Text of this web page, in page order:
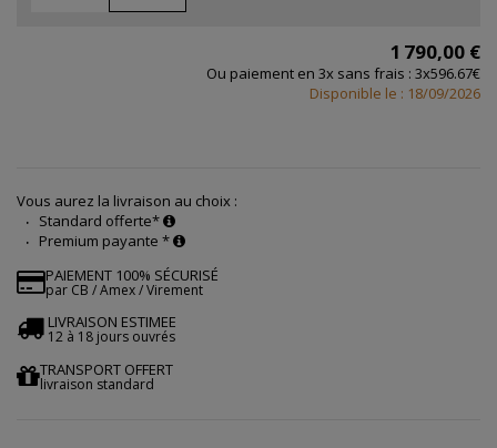
1 790,00 €
Ou paiement en 3x sans frais : 3x596.67€
Disponible le : 18/09/2026
Vous aurez la livraison au choix :
Standard offerte*
Premium payante *
PAIEMENT 100% SÉCURISÉ
par CB / Amex / Virement
LIVRAISON ESTIMEE
12 à 18 jours ouvrés
TRANSPORT OFFERT
livraison standard